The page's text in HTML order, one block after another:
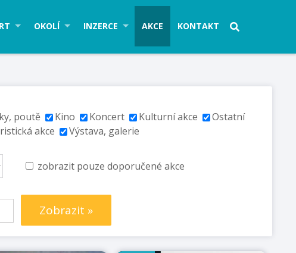
OKOLÍ INZERCE AKCE KONTAKT
poutě Kino Koncert Kulturní akce
Ostatní
akce
Výstava, galerie
zobrazit pouze doporučené akce
Zobrazit »